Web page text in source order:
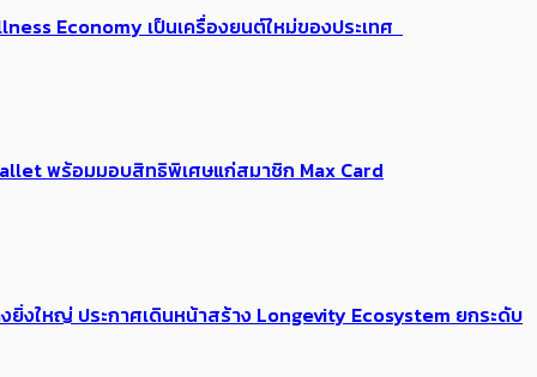
Economy เป็นเครื่องยนต์ใหม่ของประเทศ
พร้อมมอบสิทธิพิเศษแก่สมาชิก Max Card
งใหญ่ ประกาศเดินหน้าสร้าง Longevity Ecosystem ยกระดับ